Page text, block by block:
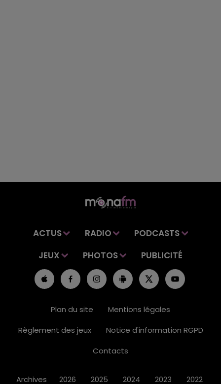
ACTUS RADIO
PODCASTS
JEUX
PHOTOS PUBLICITÉ
Plan du site
Mentions légales
Règlement des jeux
Notice d'information RGPD
Contacts
Archives 2026 2025 2024 2023 2022